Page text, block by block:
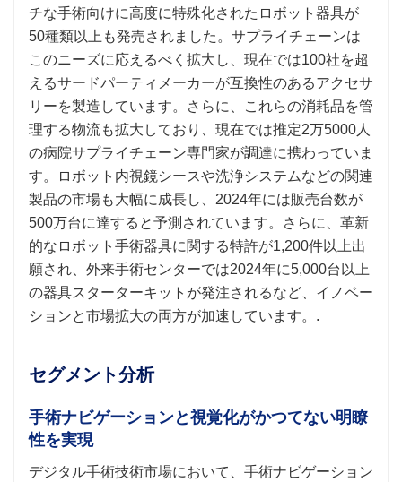
チな手術向けに高度に特殊化されたロボット器具が
50種類以上も発売されました。サプライチェーンは
このニーズに応えるべく拡大し、現在では100社を超
えるサードパーティメーカーが互換性のあるアクセサ
リーを製造しています。さらに、これらの消耗品を管
理する物流も拡大しており、現在では推定2万5000人
の病院サプライチェーン専門家が調達に携わっていま
す。ロボット内視鏡シースや洗浄システムなどの関連
製品の市場も大幅に成長し、2024年には販売台数が
500万台に達すると予測されています。さらに、革新
的なロボット手術器具に関する特許が1,200件以上出
願され、外来手術センターでは2024年に5,000台以上
の器具スターターキットが発注されるなど、イノベー
ションと市場拡大の両方が加速しています。.
セグメント分析
手術ナビゲーションと視覚化がかつてない明瞭
性を実現
デジタル手術技術市場において、手術ナビゲーション